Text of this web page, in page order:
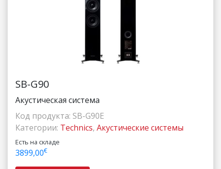
SB-G90
Акустическая система
Код продукта: SB-G90E
Категории: Technics, Акустические системы
Есть на складе
3899,00€